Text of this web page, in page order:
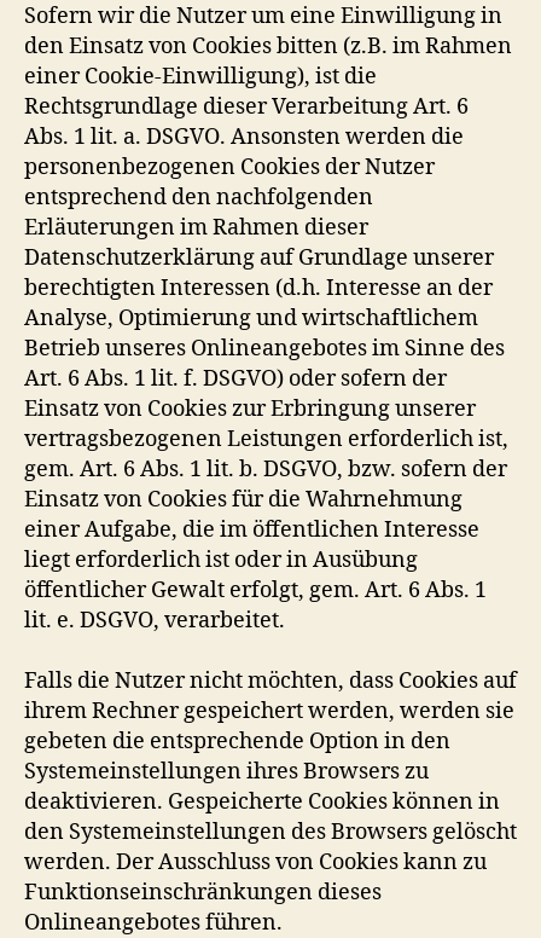
Sofern wir die Nutzer um eine Einwilligung in
den Einsatz von Cookies bitten (z.B. im Rahmen
einer Cookie-Einwilligung), ist die
Rechtsgrundlage dieser Verarbeitung Art. 6
Abs. 1 lit. a. DSGVO. Ansonsten werden die
personenbezogenen Cookies der Nutzer
entsprechend den nachfolgenden
Erläuterungen im Rahmen dieser
Datenschutzerklärung auf Grundlage unserer
berechtigten Interessen (d.h. Interesse an der
Analyse, Optimierung und wirtschaftlichem
Betrieb unseres Onlineangebotes im Sinne des
Art. 6 Abs. 1 lit. f. DSGVO) oder sofern der
Einsatz von Cookies zur Erbringung unserer
vertragsbezogenen Leistungen erforderlich ist,
gem. Art. 6 Abs. 1 lit. b. DSGVO, bzw. sofern der
Einsatz von Cookies für die Wahrnehmung
einer Aufgabe, die im öffentlichen Interesse
liegt erforderlich ist oder in Ausübung
öffentlicher Gewalt erfolgt, gem. Art. 6 Abs. 1
lit. e. DSGVO, verarbeitet.
Falls die Nutzer nicht möchten, dass Cookies auf
ihrem Rechner gespeichert werden, werden sie
gebeten die entsprechende Option in den
Systemeinstellungen ihres Browsers zu
deaktivieren. Gespeicherte Cookies können in
den Systemeinstellungen des Browsers gelöscht
werden. Der Ausschluss von Cookies kann zu
Funktionseinschränkungen dieses
Onlineangebotes führen.